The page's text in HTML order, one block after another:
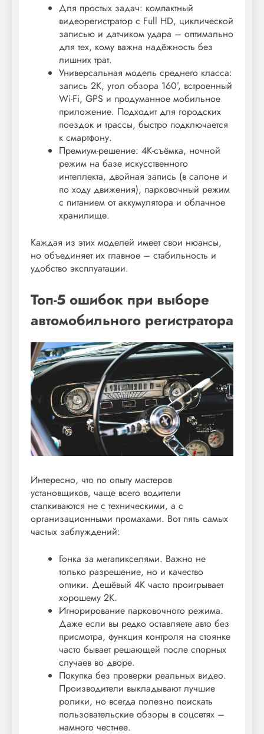
Для простых задач: компактный
видеорегистратор с Full HD, циклической
записью и датчиком удара – оптимально
для тех, кому важна надёжность без
лишних трат.
Универсальная модель среднего класса:
запись 2K, угол обзора 160°, встроенный
Wi-Fi, GPS и продуманное мобильное
приложение. Подходит для городских
поездок и трассы, быстро подключается
к смартфону.
Премиум-решение: 4K-съёмка, ночной
режим на базе искусственного
интеллекта, двойная запись (в салоне и
по ходу движения), парковочный режим
с питанием от аккумулятора и облачное
хранилище.
Каждая из этих моделей имеет свои нюансы,
но объединяет их главное – стабильность и
удобство эксплуатации.
Топ-5 ошибок при выборе
автомобильного регистратора
Интересно, что по опыту мастеров
установщиков, чаще всего водители
сталкиваются не с техническими, а с
организационными промахами. Вот пять самых
частых заблуждений:
Гонка за мегапикселями. Важно не
только разрешение, но и качество
оптики. Дешёвый 4K часто проигрывает
хорошему 2K.
Игнорирование парковочного режима.
Даже если вы редко оставляете авто без
присмотра, функция контроля на стоянке
часто бывает решающей после спорных
случаев во дворе.
Покупка без проверки реальных видео.
Производители выкладывают лучшие
ролики, но всегда полезно поискать
пользовательские обзоры в соцсетях –
намного честнее.